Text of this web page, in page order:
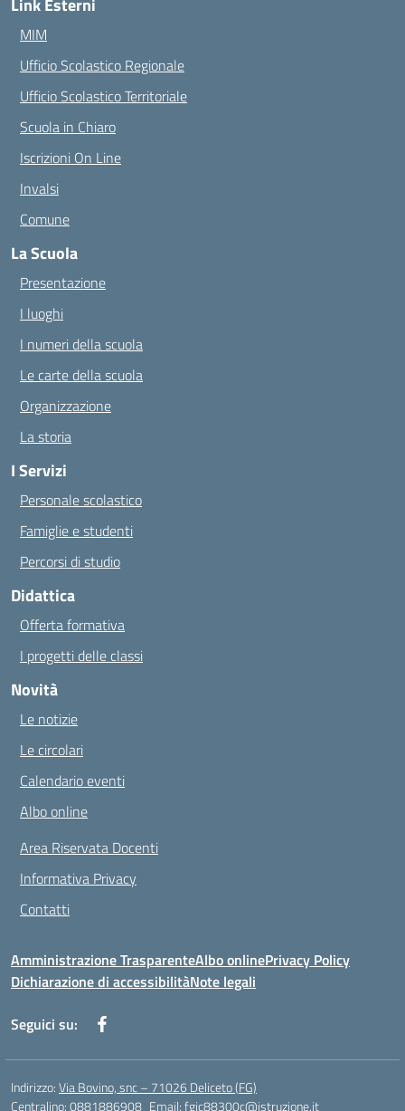
Link Esterni
MIM
Ufficio Scolastico Regionale
Ufficio Scolastico Territoriale
Scuola in Chiaro
Iscrizioni On Line
Invalsi
Comune
La Scuola
Presentazione
I luoghi
I numeri della scuola
Le carte della scuola
Organizzazione
La storia
I Servizi
Personale scolastico
Famiglie e studenti
Percorsi di studio
Didattica
Offerta formativa
I progetti delle classi
Novità
Le notizie
Le circolari
Calendario eventi
Albo online
Area Riservata Docenti
Informativa Privacy
Contatti
Amministrazione TrasparenteAlbo onlinePrivacy Policy
Dichiarazione di accessibilitàNote legali
Seguici su:
Indirizzo:Via Bovino, snc – 71026 Deliceto (FG)
Centralino:0881886908 Email:fgic88300c@istruzione.it